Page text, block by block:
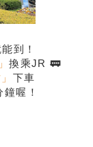
到！
換乘JR 🚃
下車
喔！